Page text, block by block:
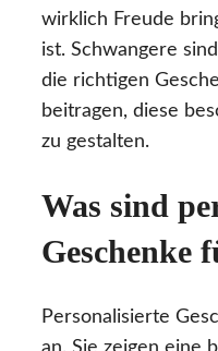
wirklich Freude
ist. Schwangere
die richtigen
beitragen, diese
zu gestalten.
Was sind
Geschenke
Personalisierte